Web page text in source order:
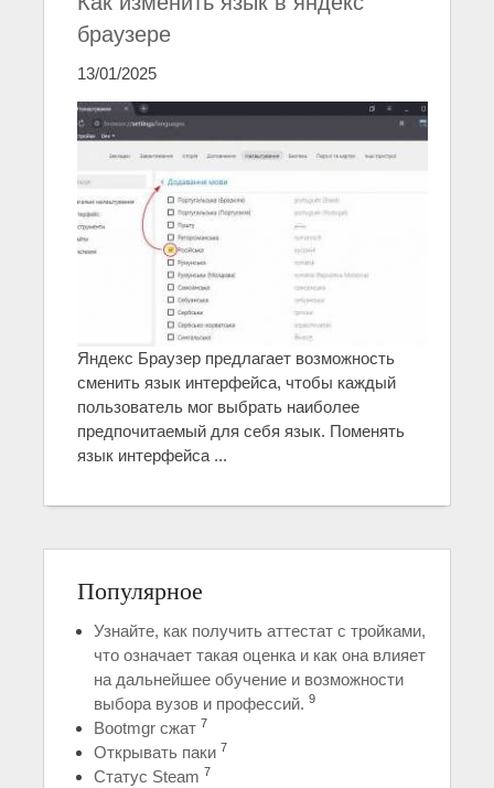
браузере
13/01/2025
Яндекс Браузер предлагает возможность
сменить язык интерфейса, чтобы каждый
пользователь мог выбрать наиболее
предпочитаемый для себя язык. Поменять
язык интерфейса ...
Популярное
Узнайте, как получить аттестат с тройками,
что означает такая оценка и как она влияет
на дальнейшее обучение и возможности
выбора вузов и профессий. 9
Bootmgr сжат 7
Открывать паки 7
Статус Steam 7